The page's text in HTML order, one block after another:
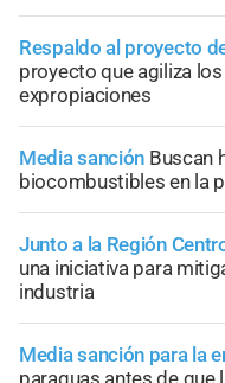
Respaldo al proyecto
proyecto que agiliza
expropiaciones
Media sanción Buscan
biocombustibles en la
Junto a la Región
una iniciativa para
industria
Media sanción para la